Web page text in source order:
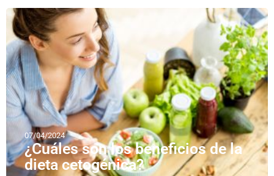
07/04/2024
¿Cuáles son los beneficios de la
dieta cetogénica?